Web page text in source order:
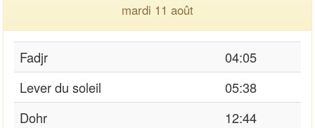
mardi 11 août
Fadjr
04:05
Lever du soleil
05:38
Dohr
12:44